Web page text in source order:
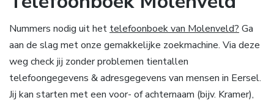
Nummers nodig uit het telefoonboek van Molenveld? Ga
aan de slag met onze gemakkelijke zoekmachine. Via deze
weg check jij zonder problemen tientallen
telefoongegevens & adresgegevens van mensen in Eersel.
Jij kan starten met een voor- of achternaam (bijv. Kramer),